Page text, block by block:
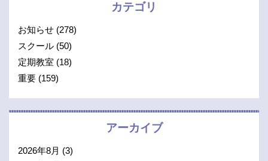
カテゴリ
お知らせ (278)
スクール (50)
定期教室 (18)
重要 (159)
アーカイブ
2026年8月 (3)